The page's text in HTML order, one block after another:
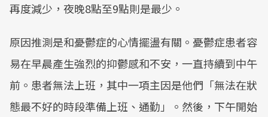
再度減少，夜晚8點至9點則是最少。
原因推測是和憂鬱症的心情擺盪有關。憂鬱症患者容
易在早晨產生強烈的抑鬱感和不安，一直持續到中午
前。患者無法上班，其中一項主因是他們「無法在狀
態最不好的時段準備上班、通勤」。然後，下午開始